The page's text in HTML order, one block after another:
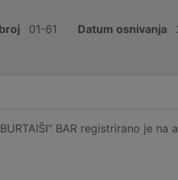
01-61 Datum osnivanja
BAR registrirano je na